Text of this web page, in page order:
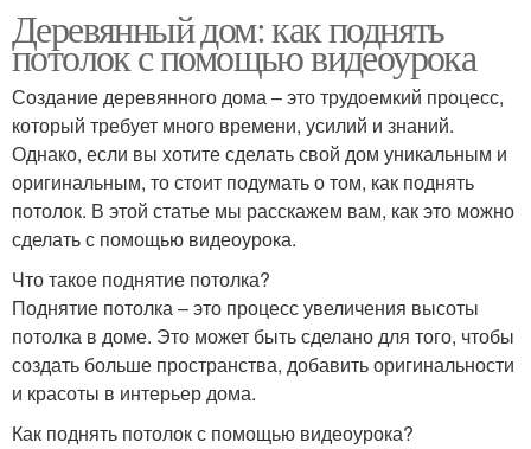
Деревянный дом: как поднять
потолок с помощью видеоурока
Создание деревянного дома – это трудоемкий процесс,
который требует много времени, усилий и знаний.
Однако, если вы хотите сделать свой дом уникальным и
оригинальным, то стоит подумать о том, как поднять
потолок. В этой статье мы расскажем вам, как это можно
сделать с помощью видеоурока.
Что такое поднятие потолка?
Поднятие потолка – это процесс увеличения высоты
потолка в доме. Это может быть сделано для того, чтобы
создать больше пространства, добавить оригинальности
и красоты в интерьер дома.
Как поднять потолок с помощью видеоурока?